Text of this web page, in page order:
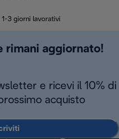
1-3 giorni lavorativi
rimani aggiornato!
e ricevi il 10% di
acquisto